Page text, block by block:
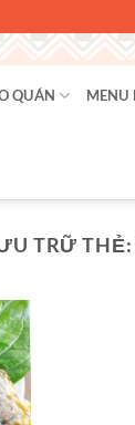
QUÁN MENU
TRỮ THẺ: